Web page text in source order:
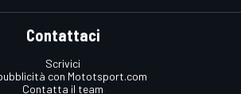
Contattaci
Scrivici
con Mototsport.com
Contatta il team